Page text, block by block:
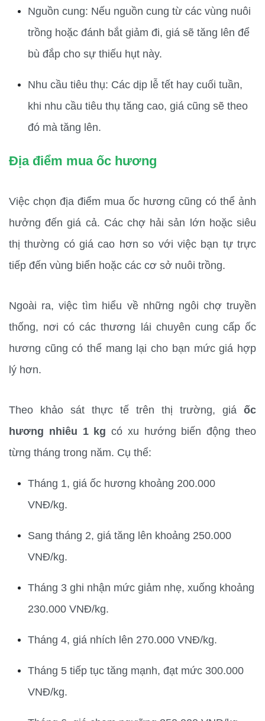
Nguồn cung: Nếu nguồn cung từ các vùng nuôi
trồng hoặc đánh bắt giảm đi, giá sẽ tăng lên để
bù đắp cho sự thiếu hụt này.
Nhu cầu tiêu thụ: Các dịp lễ tết hay cuối tuần,
khi nhu cầu tiêu thụ tăng cao, giá cũng sẽ theo
đó mà tăng lên.
Địa điểm mua ốc hương
Việc chọn địa điểm mua ốc hương cũng có thể ảnh
hưởng đến giá cả. Các chợ hải sản lớn hoặc siêu
thị thường có giá cao hơn so với việc bạn tự trực
tiếp đến vùng biển hoặc các cơ sở nuôi trồng.
Ngoài ra, việc tìm hiểu về những ngôi chợ truyền
thống, nơi có các thương lái chuyên cung cấp ốc
hương cũng có thể mang lại cho bạn mức giá hợp
lý hơn.
Theo khảo sát thực tế trên thị trường, giá ốc
hương nhiêu 1 kg có xu hướng biến động theo
từng tháng trong năm. Cụ thể:
Tháng 1, giá ốc hương khoảng 200.000
VNĐ/kg.
Sang tháng 2, giá tăng lên khoảng 250.000
VNĐ/kg.
Tháng 3 ghi nhận mức giảm nhẹ, xuống khoảng
230.000 VNĐ/kg.
Tháng 4, giá nhích lên 270.000 VNĐ/kg.
Tháng 5 tiếp tục tăng mạnh, đạt mức 300.000
VNĐ/kg.